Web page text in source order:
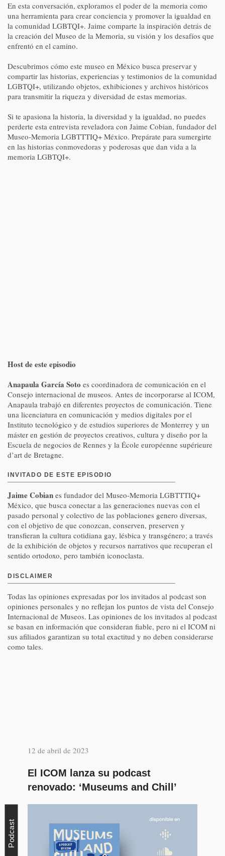
En esta conversación, exploramos el poder de la memoria como
una herramienta para crear conciencia y promover la igualdad en
la comunidad LGBTQI+. Jaime comparte la inspiración detrás de
la creación del Museo de la Memoria, su visión y los desafíos que
enfrentó en el camino.
Descubrimos cómo este museo en México busca preservar y
compartir las historias, experiencias y testimonios de la comunidad
LGBTQI+, utilizando objetos, exhibiciones y archivos históricos
para transmitir la riqueza y diversidad de estas memorias.
Si te apasiona la historia, la diversidad y la igualdad, no puedes
perderte esta entrevista reveladora con Jaime Cobian, fundador del
Museo-Memoria LGBTTTIQ+ México. Prepárate para sumergirte
en las historias conmovedoras y poderosas que dan vida a la
memoria LGBTQI+.
Host de este episodio
Anapaula García Soto es coordinadora de comunicación en el
Consejo internacional de museos. Antes de incorporarse al ICOM,
Anapaula trabajó en diferentes proyectos de comunicación. Tiene
una licenciatura en comunicación y medios digitales por el
Instituto tecnológico y de estudios superiores de Monterrey y un
máster en gestión de proyectos creativos, cultura y diseño por la
Escuela de negocios de Rennes y la École européenne supérieure
d’art de Bretagne.
INVITADO DE ESTE EPISODIO
Jaime Cobian es fundador del Museo-Memoria LGBTTTIQ+
México, que busca conectar a las generaciones nuevas con el
pasado personal y colectivo de las poblaciones genero diversas,
con el objetivo de que conozcan, conserven, preserven y
transfieran la cultura cotidiana gay, lésbica y transgénero; a través
de la exhibición de objetos y recursos narrativos que recuperan el
sentido ortodoxo, pero también iconoclasta.
DISCLAIMER
Todas las opiniones expresadas por los invitados al podcast son
opiniones personales y no reflejan los puntos de vista del Consejo
Internacional de Museos. Las opiniones de los invitados al podcast
se basan en información que consideran fiable, pero ni el ICOM ni
sus afiliados garantizan su total exactitud y no deben considerarse
como tales.
12 de abril de 2023
El ICOM lanza su podcast
renovado: ‘Museums and Chill’
Podcast